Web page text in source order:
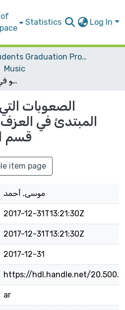
Statistics Log In
Students Graduation Projects
Music
الصعوبات التي قد تواجه الطالب المبتدئ في العزف على آلة البيانو في قسم العلوم الموسيقية
الصعوبات
المبتدئ في العزف
قسم
item page
موسى, أحمد
2017-12-31T13:21:30Z
2017-12-31T13:21:30Z
2017-12-31
https://hdl.handle.net/
ar